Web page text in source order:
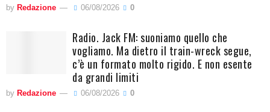
by Redazione 06/08/2026 0
Radio. Jack FM: suoniamo quello che
vogliamo. Ma dietro il train-wreck segue,
c’è un formato molto rigido. E non esente
da grandi limiti
by Redazione 06/08/2026 0